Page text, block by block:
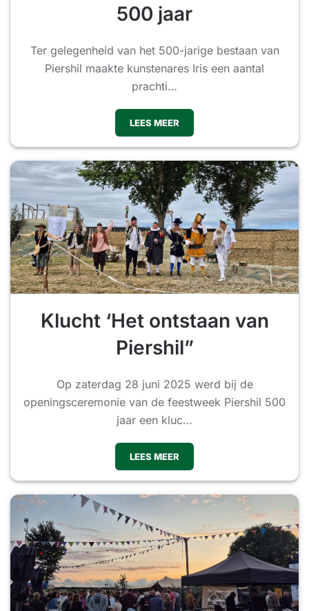
500 jaar
Ter gelegenheid van het 500-jarige bestaan van
Piershil maakte kunstenares Iris een aantal
prachti…
LEES MEER
Klucht ‘Het ontstaan van
Piershil”
Op zaterdag 28 juni 2025 werd bij de
openingsceremonie van de feestweek Piershil 500
jaar een kluc…
LEES MEER